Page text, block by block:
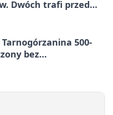
Dwóch trafi przed
500-
bez